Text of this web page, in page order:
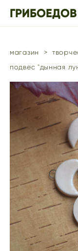
магазин >
подвес "дынная